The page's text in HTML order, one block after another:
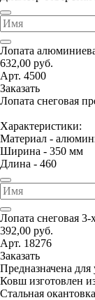
Лопата
632,00 руб.
Арт. 4500
Заказать
Лопата снеговая
Характеристики:
Материал -
Ширина - 350 мм
Длина - 460
Лопата снеговая
392,00 руб.
Арт. 18276
Заказать
Предназначена для
Ковш изготовлен
Стальная